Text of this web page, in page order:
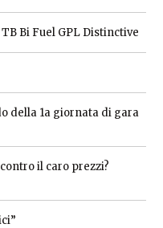
Bi Fuel GPL Distinctive
della 1a giornata di gara
il caro prezzi?